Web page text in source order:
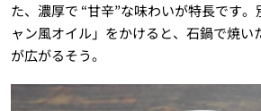
た、濃厚で “甘辛”な味わいが特長です
ャン風オイル」をかけると、石鍋で焼い
が広がるそう。